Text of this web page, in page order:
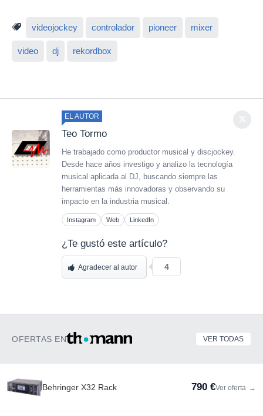
videojockey controlador pioneer mixer
video dj rekordbox
EL AUTOR
Teo Tormo
He trabajado como productor musical y discjockey.
Desde hace años investigo y analizo la tecnología
musical aplicada al DJ, buscando siempre las
herramientas más innovadoras y observando su
impacto en la industria musical.
Instagram Web LinkedIn
¿Te gustó este artículo?
Agradecer al autor 4
OFERTAS EN VER TODAS
Behringer X32 Rack 790 €Ver oferta →